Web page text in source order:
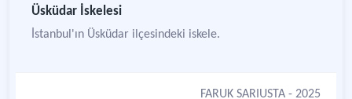
Üsküdar İskelesi
İstanbul'ın Üsküdar ilçesindeki iskele.
FARUK SARIUSTA - 2025